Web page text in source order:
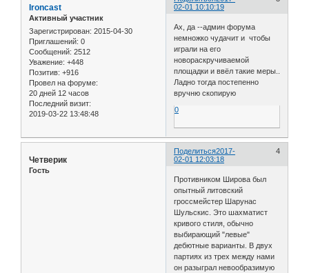
02-01 10:10:19
Ironcast
Активный участник
Зарегистрирован: 2015-04-30
Приглашений: 0
Сообщений: 2512
Уважение: +448
Позитив: +916
Провел на форуме:
20 дней 12 часов
Последний визит:
2019-03-22 13:48:48
Ах, да --админ форума
немножко чудачит и чтобы
играли на его
новораскручиваемой
площадки и ввёл такие меры..
Ладно тогда постепенно
вручню скопирую
0
Поделиться 4
2017-
02-01 12:03:18
Четверик
Гость
Противником Широва был
опытный литовский
гроссмейстер Шарунас
Шульскис. Это шахматист
кривого стиля, обычно
выбирающий "левые"
дебютные варианты. В двух
партиях из трех между нами
он разыграл невообразимую